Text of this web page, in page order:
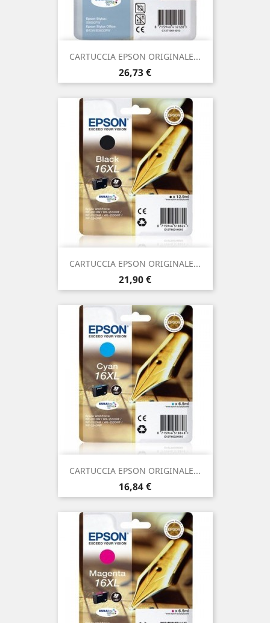
CARTUCCIA EPSON ORIGINALE...
Prezzo
26,73 €
CARTUCCIA EPSON ORIGINALE...
Prezzo
21,90 €
CARTUCCIA EPSON ORIGINALE...
Prezzo
16,84 €